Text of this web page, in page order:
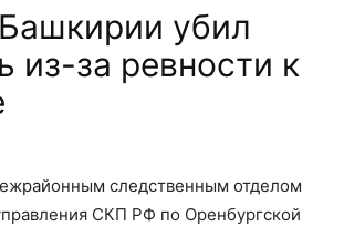
убил
из-за ревности к
следственным отделом
СКП РФ по Оренбургской